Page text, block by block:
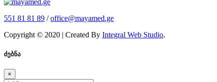
551 81 81 89 /office@mayamed.ge
Copyright © 2020 | Created By Integral Web Studio.
ძებნა
×